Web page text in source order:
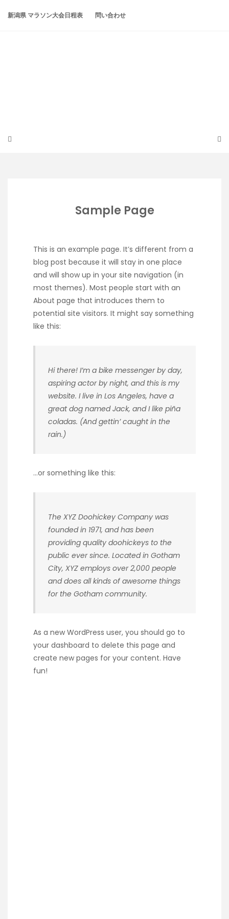
新潟県 マラソン大会日程表 問い合わせ
Sample Page
This is an example page. It’s different from a
blog post because it will stay in one place
and will show up in your site navigation (in
most themes). Most people start with an
About page that introduces them to
potential site visitors. It might say something
like this:
Hi there! I’m a bike messenger by day,
aspiring actor by night, and this is my
website. I live in Los Angeles, have a
great dog named Jack, and I like piña
coladas. (And gettin’ caught in the
rain.)
…or something like this:
The XYZ Doohickey Company was
founded in 1971, and has been
providing quality doohickeys to the
public ever since. Located in Gotham
City, XYZ employs over 2,000 people
and does all kinds of awesome things
for the Gotham community.
As a new WordPress user, you should go to
your dashboard to delete this page and
create new pages for your content. Have
fun!